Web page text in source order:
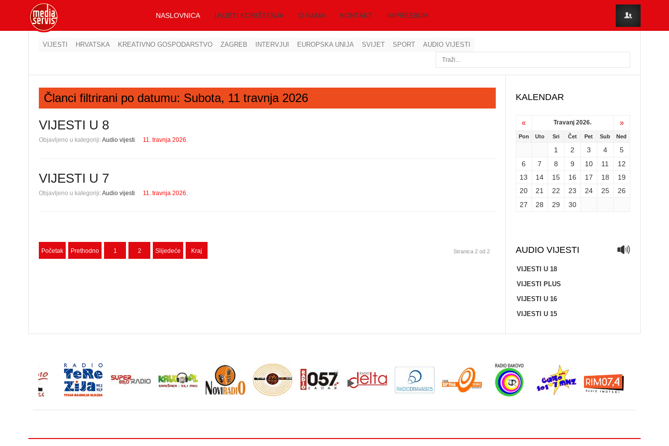
NASLOVNICA UVJETI KORIŠTENJA O NAMA KONTAKT IMPRESSUM
VIJESTI HRVATSKA KREATIVNO GOSPODARSTVO ZAGREB INTERVJUI EUROPSKA UNIJA SVIJET SPORT AUDIO VIJESTI
Članci filtrirani po datumu: Subota, 11 travnja 2026
VIJESTI U 8
Objavljeno u kategoriji:Audio vijesti 11. travnja 2026.
VIJESTI U 7
Objavljeno u kategoriji:Audio vijesti 11. travnja 2026.
Početak Prethodno 1 2 Slijedeće Kraj Stranica 2 od 2
KALENDAR
« Travanj 2026. »
Pon Uto Sri Čet Pet Sub Ned
1 2 3 4
5
6
7 8 9 10 11
12
13
14 15 16 17 18
19
20
21 22 23 24 25
26
27
28 29 30
AUDIO VIJESTI
VIJESTI U 18
VIJESTI PLUS
VIJESTI U 16
VIJESTI U 15